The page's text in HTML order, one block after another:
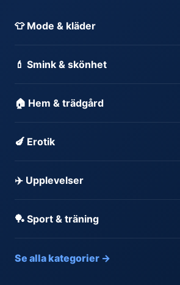
👕 Mode & kläder
💄 Smink & skönhet
🏠 Hem & trädgård
🍆 Erotik
✈️ Upplevelser
🏓 Sport & träning
Se alla kategorier →